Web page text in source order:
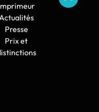
Actualités
Presse
Prix et